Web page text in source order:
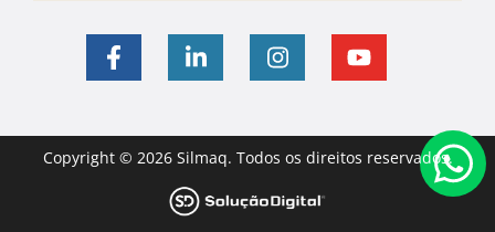
Copyright © 2026 Silmaq. Todos os direitos reservados.